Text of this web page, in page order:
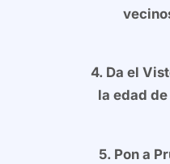
4. Da el
la edad
5. Pon a